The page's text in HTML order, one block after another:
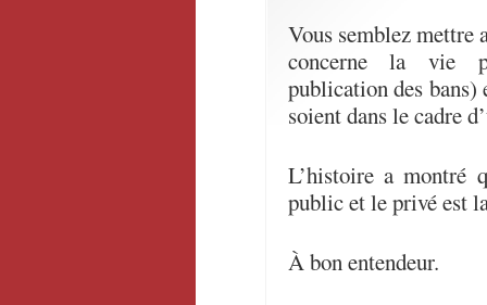
Vous semblez mettre
concerne la vie
publication des bans)
soient dans le cadre
L’histoire a montré
public et le privé est
À bon entendeur.